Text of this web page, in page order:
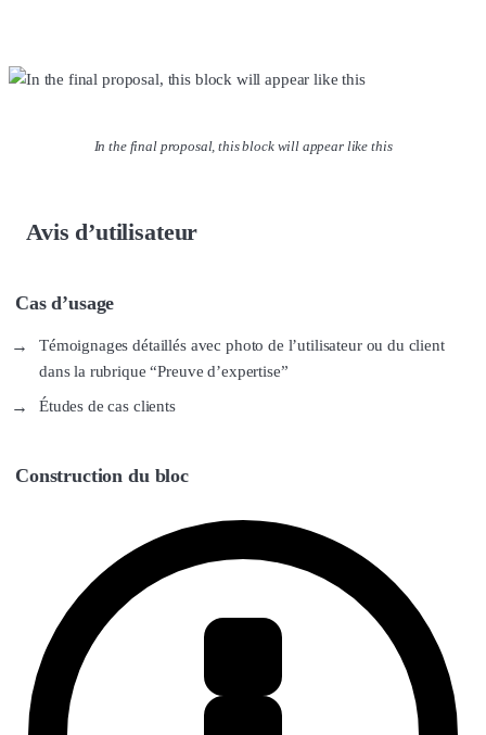
In the final proposal, this block will appear like this
Avis d’utilisateur
Cas d’usage
Témoignages détaillés avec photo de l’utilisateur ou du client
dans la rubrique “Preuve d’expertise”
Études de cas clients
Construction du bloc